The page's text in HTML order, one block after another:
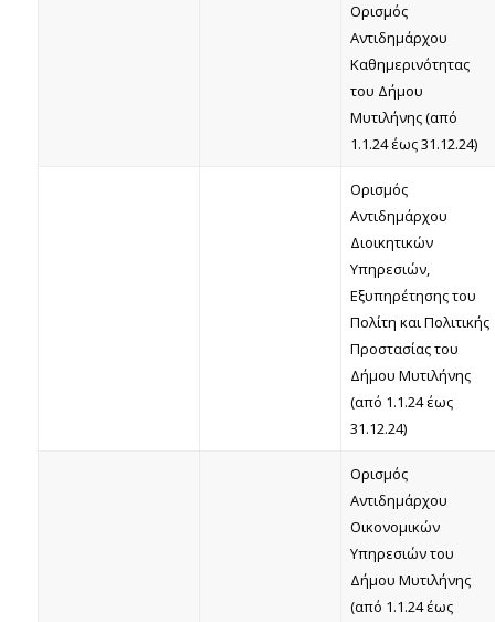
Ορισμός
Αντιδημάρχου
Καθημερινότητας
του Δήμου
Μυτιλήνης (από
1.1.24 έως 31.12.24)
Ορισμός
Αντιδημάρχου
Διοικητικών
Υπηρεσιών,
Εξυπηρέτησης του
Πολίτη και Πολιτικής
Προστασίας του
Δήμου Μυτιλήνης
(από 1.1.24 έως
31.12.24)
Ορισμός
Αντιδημάρχου
Οικονομικών
Υπηρεσιών του
Δήμου Μυτιλήνης
(από 1.1.24 έως